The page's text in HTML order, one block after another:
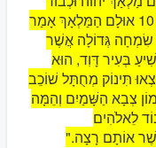
יהוה נָגַהּ סְבִיבָם. הֵם נִבְהֲלוּ עַד מְאֹד, 10 אוּלָם הַמַּלְאָךְ אָמַר
שִׂמְחָה גְּדוֹלָה אֲשֶׁר
לָכֶם מוֹשִׁיעַ בְּעִיר דָּוִד, הוּא
תִּמְצְאוּ תִּינוֹק מְחֻתָּל שׁוֹכֵב
הֲמוֹן צְבָא הַשָּׁמַיִם וְהֵמָּה
וְאוֹמְרִים:14 "כָּבוֹד לֵאלֹהִים
אוֹתָם רָצָה."